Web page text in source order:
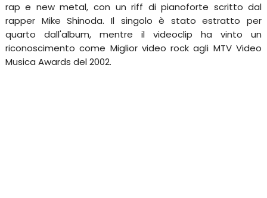
rap e new metal, con un riff di pianoforte scritto dal
rapper Mike Shinoda. Il singolo è stato estratto per
quarto dall'album, mentre il videoclip ha vinto un
riconoscimento come Miglior video rock agli MTV Video
Musica Awards del 2002.